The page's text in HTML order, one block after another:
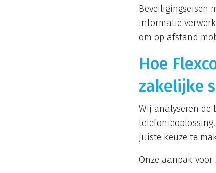
Beveiligingseisen
informatie
om op afstand
Hoe
zakelijke
Wij analyseren de
juiste keuze te
Onze aanpak